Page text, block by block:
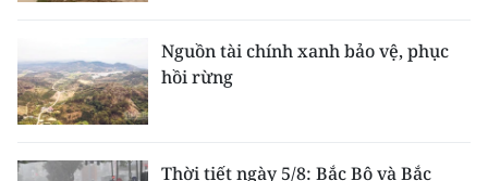
Nguồn tài chính xanh bảo vệ, phục
hồi rừng
Thời tiết ngày 5/8: Bắc Bộ và Bắc